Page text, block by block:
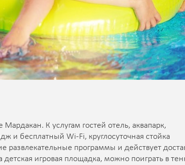
К услугам гостей отель, аквапарк,
и бесплатный Wi-Fi, круглосуточная стойка
развлекательные программы и действует
игровая площадка, можно поиграть в